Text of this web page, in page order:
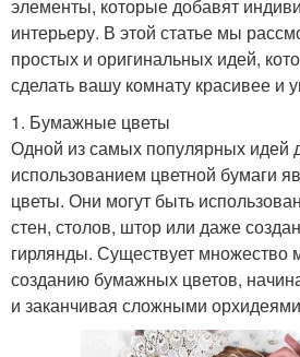
элементы, которые добавят
интерьеру. В этой статье мы
простых и оригинальных идей,
сделать вашу комнату красивее и
1. Бумажные цветы
Одной из самых популярных идей
использованием цветной бумаги
цветы. Они могут быть
стен, столов, штор или даже
гирлянды. Существует множество
созданию бумажных цветов,
и заканчивая сложными